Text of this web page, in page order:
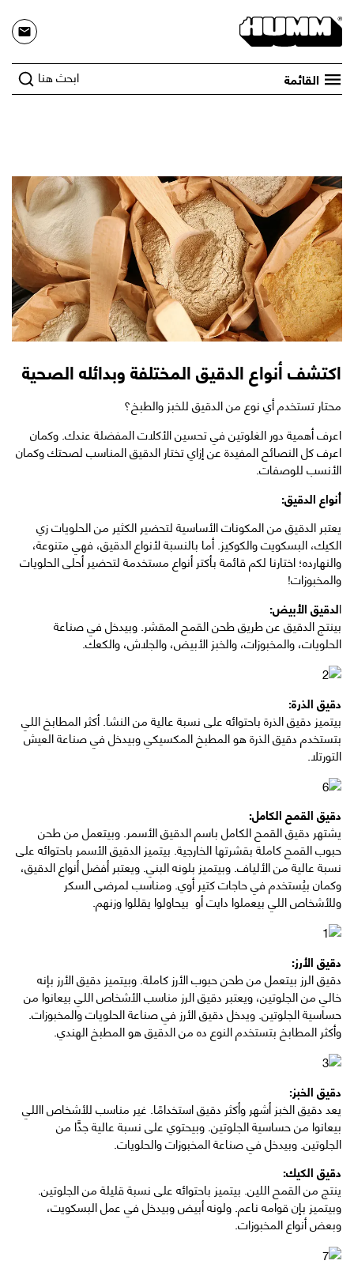
القائمة ابحث هنا
اكتشف أنواع الدقيق المختلفة وبدائله الصحية
محتار تستخدم أي نوع من الدقيق للخبز والطبخ؟
اعرف أهمية دور الغلوتين في تحسين الأكلات المفضلة عندك. وكمان
اعرف كل النصائح المفيدة عن إزاي تختار الدقيق المناسب لصحتك وكمان
الأنسب للوصفات.
أنواع الدقيق:
يعتبر الدقيق من المكونات الأساسية لتحضير الكثير من الحلويات زي
الكيك، البسكويت والكوكيز. أما بالنسبة ‏لأنواع الدقيق، فهي متنوعة،
والنهارده؛ اختارنا لكم قائمة بأكتر أنواع مستخدمة لتحضير أحلى الحلويات
والمخبوزات!
الدقيق الأبيض:
بينتج الدقيق عن طريق طحن القمح المقشر. وبيدخل في صناعة
الحلويات، والمخبوزات، والخبز الأبيض، والجلاش، والكعك.
دقيق الذرة:
بيتميز دقيق الذرة باحتوائه على نسبة عالية من النشا. أكثر المطابخ اللي
بتستخدم دقيق الذرة هو المطبخ المكسيكي وبيدخل في صناعة العيش
التورتلا.
دقيق القمح الكامل:
يشتهر دقيق القمح الكامل باسم الدقيق الأسمر. وبيتعمل من طحن
حبوب القمح كاملة بقشرتها الخارجية. بيتميز الدقيق الأسمر باحتوائه على
نسبة عالية من الألياف. وبيتميز بلونه البني. ويعتبر أفضل أنواع الدقيق،
وكمان بيُستخدم في حاجات كتير أوي. ومناسب لمرضى السكر
وللأشخاص اللي بيعملوا دايت أو بيحاولوا يقللوا وزنهم.
دقيق الأرز:
دقيق الرز بيتعمل من طحن حبوب الأرز كاملة. وبيتميز دقيق الأرز بإنه
خالي من الجلوتين، ويعتبر دقيق الرز مناسب الأشخاص اللي بيعانوا من
حساسية الجلوتين. ويدخل دقيق الأرز في صناعة الحلويات والمخبوزات.
وأكثر المطابخ بتستخدم النوع ده من الدقيق هو المطبخ الهندي.
دقيق الخبز:
يعد دقيق الخبز أشهر وأكثر دقيق استخدامًا. غير مناسب للأشخاص االلي
بيعانوا من حساسية الجلوتين. وبيحتوي على نسبة عالية جدًّا من
الجلوتين. وبيدخل في صناعة المخبوزات والحلويات.
دقيق الكيك:
ينتج من القمح اللين. بيتميز باحتوائه على نسبة قليلة من الجلوتين.
وبيتميز بإن قوامه ناعم. ولونه أبيض وبيدخل في عمل البسكويت،
وبعض أنواع المخبوزات.